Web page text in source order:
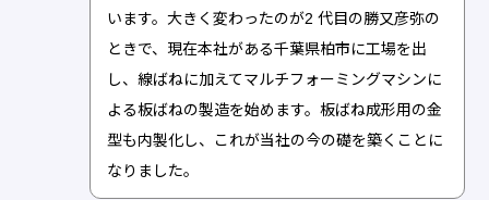
います。大きく変わったのが2 代目の勝又彦弥の
ときで、現在本社がある千葉県柏市に工場を出
し、線ばねに加えてマルチフォーミングマシンに
よる板ばねの製造を始めます。板ばね成形用の金
型も内製化し、これが当社の今の礎を築くことに
なりました。